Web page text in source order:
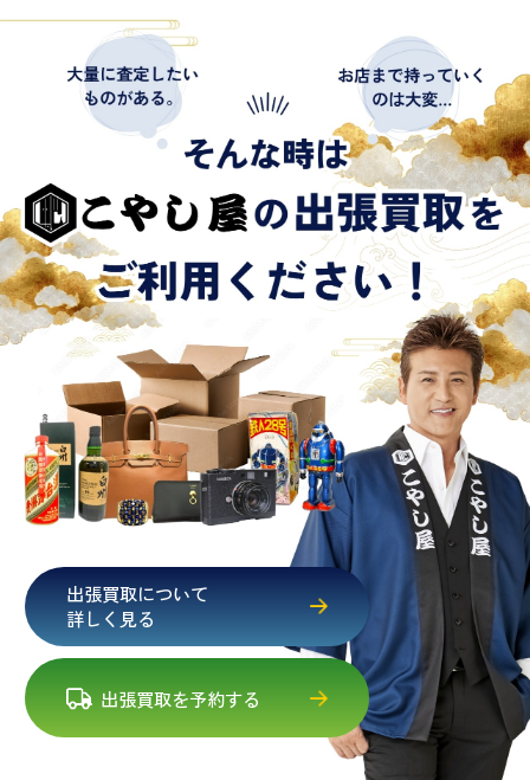
出張買取について
詳しく見る
出張買取を予約する